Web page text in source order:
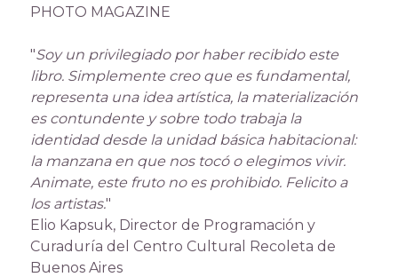
PHOTO MAGAZINE
"Soy un privilegiado por haber recibido este
libro. Simplemente creo que es fundamental,
representa una idea artística, la materialización
es contundente y sobre todo trabaja la
identidad desde la unidad básica habitacional:
la manzana en que nos tocó o elegimos vivir.
Animate, este fruto no es prohibido. Felicito a
los artistas."
Elio Kapsuk, Director de Programación y
Curaduría del Centro Cultural Recoleta de
Buenos Aires